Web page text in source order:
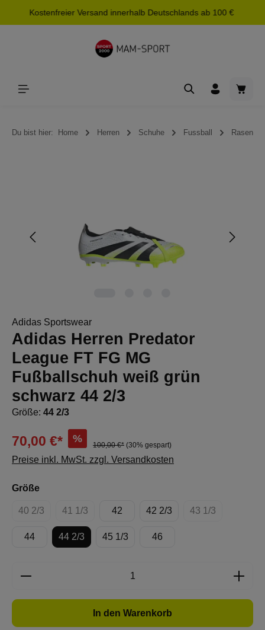
springen
Kostenfreier Versand innerhalb Deutschlands ab 100 €
Du bist hier: Home Herren Schuhe Fussball Rasen
Adidas Sportswear
Adidas Herren Predator
League FT FG MG
Fußballschuh weiß grün
schwarz 44 2/3
Größe: 44 2/3
70,00 €* %
100,00 €* (30% gespart)
Preise inkl. MwSt. zzgl. Versandkosten
Größeauswählen
40 2/3
(Diese Option ist zurzeit nicht verfügbar.)
41 1/3
(Diese Option ist zurzeit nicht verfügbar.)
42 42 2/3 43 1/3
(Diese Option
44 44 2/3 45 1/3 46
Produkt Anzahl: Gib den gewünschten
In den Warenkorb